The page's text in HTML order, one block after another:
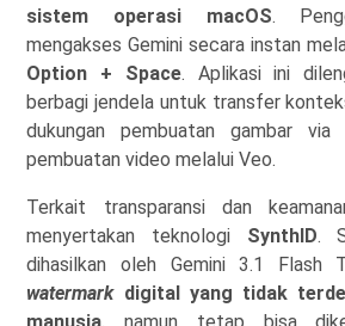
sistem operasi macOS.
mengakses Gemini secara instan
Option + Space. Aplikasi ini
berbagi jendela untuk transfer
dukungan pembuatan gambar via
pembuatan video melalui Veo.
Terkait transparansi dan
menyertakan teknologi SynthID.
dihasilkan oleh Gemini 3.1 Flash
watermarkdigital yang tidak